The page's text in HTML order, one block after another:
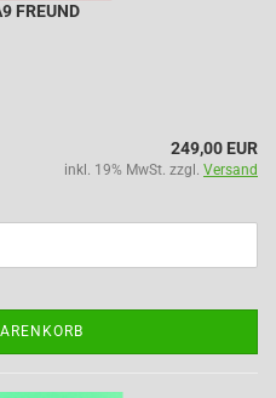
FREUND
249,00 EUR
inkl. 19% MwSt. zzgl. Versand